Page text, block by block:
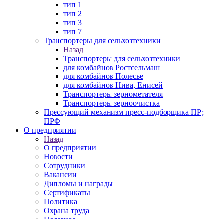
тип 1
тип 2
тип 3
тип 7
Транспортеры для сельхозтехники
Назад
Транспортеры для сельхозтехники
для комбайнов Ростсельмаш
для комбайнов Полесье
для комбайнов Нива, Енисей
Транспортеры зернометателя
Транспортеры зерноочистка
Прессующий механизм пресс-подборщика ПР;
ПРФ
О предприятии
Назад
О предприятии
Новости
Сотрудники
Вакансии
Дипломы и награды
Сертификаты
Политика
Охрана труда